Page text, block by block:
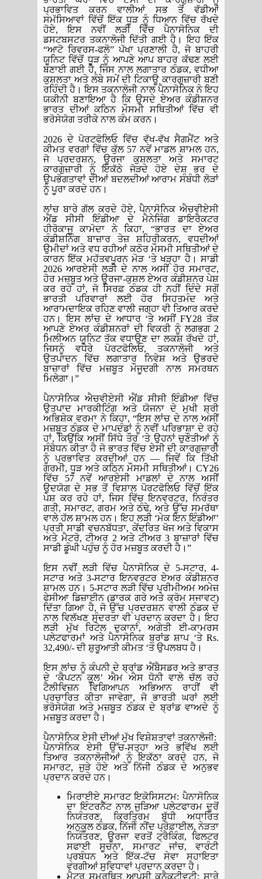
ਪ੍ਰਭਾਵਿਤ ਕਰਨ ਵਾਲੀਆਂ ਸਭ ਤੋਂ ਵੱਡੀਆਂ
ਸਮੱਸਿਆਵਾਂ ਵਿੱਚੋਂ ਇੱਕ ਧੂੜ ਨੂੰ ਧਿਆਨ ਵਿੱਚ ਰੱਖਦੇ
ਹੋਏ, ਇਸ ਨਵੀਂ ਲੜੀ ਵਿੱਚ ਪੈਨਾਸੋਨਿਕ ਦੀ
ਡਸਟਬਸਟਰ ਤਕਨਾਲੋਜੀ ਦਿੱਤੀ ਗਈ ਹੈ। ਇਹ ਇੱਕ
“ਆਟੋ ਰਿਵਰਸ-ਫਲੋ” ਪੱਖਾ ਪ੍ਰਣਾਲੀ ਹੈ, ਜੋ ਬਾਹਰੀ
ਯੂਨਿਟ ਵਿੱਚੋਂ ਧੂੜ ਨੂੰ ਆਪਣੇ ਆਪ ਬਾਹਰ ਕੱਢਣ ਲਈ
ਬਣਾਈ ਗਈ ਹੈ, ਜਿਸ ਨਾਲ ਲਗਾਤਾਰ ਠੰਡਕ, ਵਧੀਆ
ਕੁਸ਼ਲਤਾ ਅਤੇ ਲੰਬੇ ਸਮੇਂ ਦੀ ਟਿਕਾਊ ਕਾਰਗੁਜ਼ਾਰੀ ਬਣੀ
ਰਹਿੰਦੀ ਹੈ। ਇਸ ਤਕਨਾਲੋਜੀ ਨਾਲ ਪੈਨਾਸੋਨਿਕ ਨੇ ਇਹ
ਯਕੀਨੀ ਬਣਾਇਆ ਹੈ ਕਿ ਉਸਦੇ ਏਅਰ ਕੰਡੀਸ਼ਨਰ
ਭਾਰਤ ਦੀਆਂ ਕਠਿਨ ਮੌਸਮੀ ਸਥਿਤੀਆਂ ਵਿੱਚ ਵੀ
ਭਰੋਸੇਯੋਗ ਤਰੀਕੇ ਨਾਲ ਕੰਮ ਕਰਨ।
2026 ਦੇ ਪੋਰਟਫੋਲਿਓ ਵਿੱਚ ਵੱਖ-ਵੱਖ ਸੈਗਮੈਂਟ ਅਤੇ
ਕੀਮਤ ਵਰਗਾਂ ਵਿੱਚ ਕੁੱਲ 57 ਨਵੇਂ ਮਾਡਲ ਸ਼ਾਮਲ ਹਨ,
ਜੋ ਪ੍ਰਦਰਸ਼ਨ, ਊਰਜਾ ਕੁਸ਼ਲਤਾ ਅਤੇ ਸਮਾਰਟ
ਕਾਰਗੁਜ਼ਾਰੀ ਨੂੰ ਇਕੱਠੇ ਜੋੜਦੇ ਹੋਏ ਦੇਸ਼ ਭਰ ਦੇ
ਉਪਭੋਗਤਾਵਾਂ ਦੀਆਂ ਬਦਲਦੀਆਂ ਆਰਾਮ ਸੰਬੰਧੀ ਲੋੜਾਂ
ਨੂੰ ਪੂਰਾ ਕਰਦੇ ਹਨ।
ਲਾਂਚ ਬਾਰੇ ਗੱਲ ਕਰਦੇ ਹੋਏ, ਪੈਨਾਸੋਨਿਕ ਐਚਵੀਏਸੀ
ਐਂਡ ਸੀਸੀ ਇੰਡੀਆ ਦੇ ਮੈਨੇਜਿੰਗ ਡਾਇਰੈਕਟਰ
ਹੀਰੋਕਾਜੂ ਕਾਮੋਦਾ ਨੇ ਕਿਹਾ, “ਭਾਰਤ ਦਾ ਏਅਰ
ਕੰਡੀਸ਼ਨਿੰਗ ਬਾਜ਼ਾਰ ਤੇਜ਼ ਸ਼ਹਿਰੀਕਰਨ, ਵਧਦੀਆਂ
ਉਮੀਦਾਂ ਅਤੇ ਵਧ ਰਹੀਆਂ ਕਠੋਰ ਮੌਸਮੀ ਸਥਿਤੀਆਂ ਦੇ
ਕਾਰਨ ਇੱਕ ਮਹੱਤਵਪੂਰਨ ਮੋੜ ‘ਤੇ ਖੜ੍ਹਾ ਹੈ। ਸਾਡੀ
2026 ਆਰਏਸੀ ਲੜੀ ਦੇ ਨਾਲ ਅਸੀਂ ਹੋਰ ਸਮਾਰਟ,
ਹੋਰ ਮਜ਼ਬੂਤ ਅਤੇ ਊਰਜਾ-ਕੁਸ਼ਲ ਏਅਰ ਕੰਡੀਸ਼ਨਰ ਪੇਸ਼
ਕਰ ਰਹੇ ਹਾਂ, ਜੋ ਸਿਰਫ਼ ਠੰਡਕ ਹੀ ਨਹੀਂ ਦਿੰਦੇ ਸਗੋਂ
ਭਾਰਤੀ ਪਰਿਵਾਰਾਂ ਲਈ ਹੋਰ ਸਿਹਤਮੰਦ ਅਤੇ
ਆਰਾਮਦਾਇਕ ਰਹਿਣ ਵਾਲੀ ਜਗ੍ਹਾ ਵੀ ਤਿਆਰ ਕਰਦੇ
ਹਨ। ਇਸ ਲਾਂਚ ਦੇ ਆਧਾਰ ‘ਤੇ ਅਸੀਂ FY28 ਤੱਕ
ਆਪਣੇ ਏਅਰ ਕੰਡੀਸ਼ਨਰਾਂ ਦੀ ਵਿਕਰੀ ਨੂੰ ਲਗਭਗ 2
ਮਿਲੀਅਨ ਯੂਨਿਟ ਤੱਕ ਵਧਾਉਣ ਦਾ ਲਕਸ਼ ਰੱਖਦੇ ਹਾਂ,
ਜਿਸਨੂੰ ਵਧੇਰੇ ਪੋਰਟਫੋਲਿਓ, ਤਕਨਾਲੋਜੀ ਅਤੇ
ਉਤਪਾਦਨ ਵਿੱਚ ਲਗਾਤਾਰ ਨਿਵੇਸ਼ ਅਤੇ ਉਭਰਦੇ
ਬਾਜ਼ਾਰਾਂ ਵਿੱਚ ਮਜ਼ਬੂਤ ਮੌਜੂਦਗੀ ਨਾਲ ਸਮਰਥਨ
ਮਿਲੇਗਾ।”
ਪੈਨਾਸੋਨਿਕ ਐਚਵੀਏਸੀ ਐਂਡ ਸੀਸੀ ਇੰਡੀਆ ਵਿੱਚ
ਉਤਪਾਦ ਮਾਰਕੀਟਿੰਗ ਅਤੇ ਯੋਜਨਾ ਦੇ ਮੁਖੀ ਸ਼੍ਰੀ
ਅਭਿਸ਼ੇਕ ਵਰਮਾ ਨੇ ਕਿਹਾ, “ਇਸ ਲਾਂਚ ਦੇ ਨਾਲ ਅਸੀਂ
ਮਜ਼ਬੂਤ ਠੰਡਕ ਦੇ ਮਾਪਦੰਡਾਂ ਨੂੰ ਨਵੀਂ ਪਰਿਭਾਸ਼ਾ ਦੇ ਰਹੇ
ਹਾਂ, ਕਿਉਂਕਿ ਅਸੀਂ ਸਿੱਧੇ ਤੌਰ ‘ਤੇ ਉਹਨਾਂ ਚੁਣੌਤੀਆਂ ਨੂੰ
ਸੰਬੋਧਨ ਕੀਤਾ ਹੈ ਜੋ ਭਾਰਤ ਵਿੱਚ ਏਸੀ ਦੀ ਕਾਰਗੁਜ਼ਾਰੀ
ਨੂੰ ਪ੍ਰਭਾਵਿਤ ਕਰਦੀਆਂ ਹਨ — ਜਿਵੇਂ ਕਿ ਤਿੱਖੀ
ਗਰਮੀ, ਧੂੜ ਅਤੇ ਕਠਿਨ ਮੌਸਮੀ ਸਥਿਤੀਆਂ। CY26
ਵਿੱਚ 57 ਨਵੇਂ ਆਰਏਸੀ ਮਾਡਲਾਂ ਦੇ ਨਾਲ ਅਸੀਂ
ਉਦਯੋਗ ਦੇ ਸਭ ਤੋਂ ਵਿਸ਼ਾਲ ਪੋਰਟਫੋਲਿਓ ਵਿੱਚੋਂ ਇੱਕ
ਪੇਸ਼ ਕਰ ਰਹੇ ਹਾਂ, ਜਿਸ ਵਿੱਚ ਇਨਵਰਟਰ, ਨਿਰੰਤਰ
ਗਤੀ, ਸਮਾਰਟ, ਗਰਮ ਅਤੇ ਠੰਢੇ, ਅਤੇ ਉੱਚ ਸਮਰੱਥਾ
ਵਾਲੇ ਹੱਲ ਸ਼ਾਮਲ ਹਨ। ਇਹ ਲੜੀ ‘ਮੇਕ ਇਨ ਇੰਡੀਆ’
ਪ੍ਰਤੀ ਸਾਡੀ ਵਚਨਬੱਧਤਾ, ਕੇਂਦਰਿਤ ਖੋਜ ਅਤੇ ਵਿਕਾਸ
ਅਤੇ ਮੈਟਰੋ, ਟੀਅਰ 2 ਅਤੇ ਟੀਅਰ 3 ਬਾਜ਼ਾਰਾਂ ਵਿੱਚ
ਸਾਡੀ ਡੂੰਘੀ ਪਹੁੰਚ ਨੂੰ ਹੋਰ ਮਜ਼ਬੂਤ ਕਰਦੀ ਹੈ।”
ਇਸ ਨਵੀਂ ਲੜੀ ਵਿੱਚ ਪੈਨਾਸੋਨਿਕ ਦੇ 5-ਸਟਾਰ, 4-
ਸਟਾਰ ਅਤੇ 3-ਸਟਾਰ ਇਨਵਰਟਰ ਏਅਰ ਕੰਡੀਸ਼ਨਰ
ਸ਼ਾਮਲ ਹਨ। 5-ਸਟਾਰ ਲੜੀ ਵਿੱਚ ਪ੍ਰੀਮੀਅਮ ਅਮੇਜ਼
ਫੇਸੀਆ ਡਿਜ਼ਾਈਨ (ਡਾਰਕ ਗਰੇ ਅਤੇ ਕ੍ਰੋਮ ਸਜਾਵਟ)
ਦਿੱਤਾ ਗਿਆ ਹੈ, ਜੋ ਉੱਚ ਪ੍ਰਦਰਸ਼ਨ ਵਾਲੀ ਠੰਡਕ ਦੇ
ਨਾਲ ਵਿਲੱਖਣ ਸੁੰਦਰਤਾ ਵੀ ਪ੍ਰਦਾਨ ਕਰਦਾ ਹੈ। ਇਹ
ਲੜੀ ਮੁੱਖ ਰਿਟੇਲ ਦੁਕਾਨਾਂ, ਅਗੇਤੀ ਈ-ਕਾਮਰਸ
ਪਲੇਟਫਾਰਮਾਂ ਅਤੇ ਪੈਨਾਸੋਨਿਕ ਬ੍ਰਾਂਡ ਸ਼ਾਪ ‘ਤੇ Rs.
32,490/- ਦੀ ਸ਼ੁਰੂਆਤੀ ਕੀਮਤ ‘ਤੇ ਉਪਲਬਧ ਹੈ।
ਇਸ ਲਾਂਚ ਨੂੰ ਕੰਪਨੀ ਦੇ ਬ੍ਰਾਂਡ ਐਂਬੈਸਡਰ ਅਤੇ ਭਾਰਤ
ਦੇ ‘ਕੈਪਟਨ ਕੂਲ’ ਐਮ ਐਸ ਧੋਨੀ ਵਾਲੇ ਚੱਲ ਰਹੇ
ਟੈਲੀਵਿਜ਼ਨ ਵਿਗਿਆਪਨ ਅਭਿਆਨ ਰਾਹੀਂ ਵੀ
ਪ੍ਰਚਾਰਿਤ ਕੀਤਾ ਜਾਵੇਗਾ, ਜੋ ਭਾਰਤੀ ਘਰਾਂ ਲਈ
ਭਰੋਸੇਯੋਗ ਅਤੇ ਮਜ਼ਬੂਤ ਠੰਡਕ ਦੇ ਬ੍ਰਾਂਡ ਵਾਅਦੇ ਨੂੰ
ਮਜ਼ਬੂਤ ਕਰਦਾ ਹੈ।
ਪੈਨਾਸੋਨਿਕ ਏਸੀ ਦੀਆਂ ਮੁੱਖ ਵਿਸ਼ੇਸ਼ਤਾਵਾਂ ਤਕਨਾਲੋਜੀ:
ਪੈਨਾਸੋਨਿਕ ਏਸੀ ਉੱਚ-ਸਤ੍ਹਾ ਅਤੇ ਭਵਿੱਖ ਲਈ
ਤਿਆਰ ਤਕਨਾਲੋਜੀਆਂ ਨੂੰ ਇਕੱਠਾ ਕਰਦੇ ਹਨ, ਜੋ
ਸਮਾਰਟ, ਜੁੜੇ ਹੋਏ ਅਤੇ ਨਿੱਜੀ ਠੰਡਕ ਦੇ ਅਨੁਭਵ
ਪ੍ਰਦਾਨ ਕਰਦੇ ਹਨ।
ਮਿਰਾਈਏ ਸਮਾਰਟ ਇਕੋਸਿਸਟਮ: ਪੈਨਾਸੋਨਿਕ
ਦਾ ਇੰਟਰਨੈੱਟ ਨਾਲ ਜੁੜਿਆ ਪਲੇਟਫਾਰਮ ਦੂਰੋਂ
ਨਿਯੰਤਰਣ, ਕ੍ਰਿਤ੍ਰਿਮ ਬੁੱਧੀ ਅਧਾਰਿਤ
ਅਨੁਕੂਲ ਠੰਡਕ, ਨਿੱਜੀ ਨੀਂਦ ਪ੍ਰੋਫ਼ਾਈਲ, ਨੇੜਤਾ
ਨਿਯੰਤਰਣ, ਊਰਜਾ ਵਰਤੋਂ ਟ੍ਰੈਕਿੰਗ, ਫਿਲਟਰ
ਸਫਾਈ ਸੂਚਨਾ, ਸਮਾਰਟ ਜਾਂਚ, ਵਾਰੰਟੀ
ਪ੍ਰਬੰਧਨ ਅਤੇ ਇੱਕ-ਟੱਚ ਸੇਵਾ ਸਹਾਇਤਾ
ਵਰਗੀਆਂ ਸੁਵਿਧਾਵਾਂ ਪ੍ਰਦਾਨ ਕਰਦਾ ਹੈ।
ਮੈਟਰ ਸਮਰਥਿਤ ਆਪਸੀ ਕਨੈਕਟੀਵਟੀ: ਸਾਰੇ